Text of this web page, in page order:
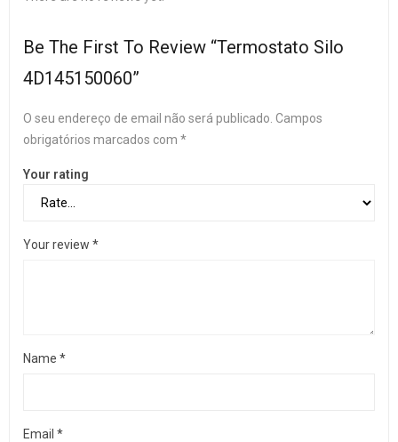
Be The First To Review “Termostato Silo
4D145150060”
O seu endereço de email não será publicado. Campos
obrigatórios marcados com *
Your rating
Your review *
Name *
Email *